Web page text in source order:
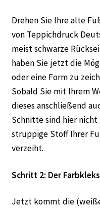
Drehen Sie Ihre alte
von Teppichdruck
meist schwarze
haben Sie jetzt die
oder eine Form zu
Sobald Sie mit Ihrem
dieses anschließend
Schnitte sind hier
struppige Stoff Ihrer
verzeiht.
Schritt 2: Der Farbkleks
Jetzt kommt die